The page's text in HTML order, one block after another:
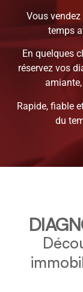
Vous
temps
En quelques
réservez vos
Rapide, fiable
du